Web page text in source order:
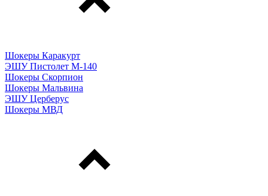
Шокеры Каракурт
ЭШУ Пистолет М-140
Шокеры Скорпион
Шокеры Мальвина
ЭШУ Церберус
Шокеры МВД